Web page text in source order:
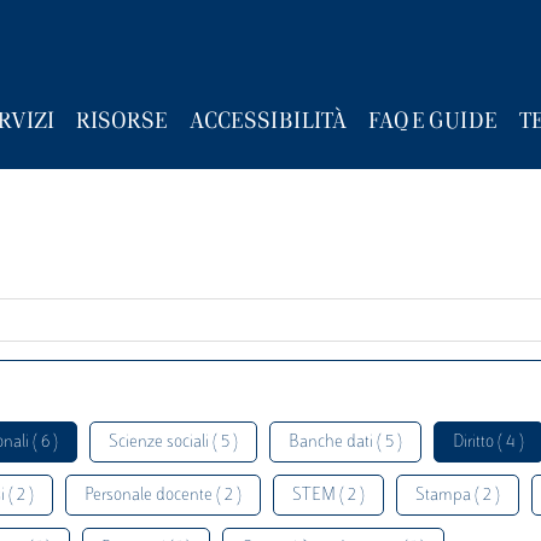
RISORSE ACCESSIBILITÀ FAQ E GUIDE
( 6 ) Scienze sociali ( 5 ) Banche dati ( 5 ) Diritto ( 4 )
( 2 ) Personale docente ( 2 ) STEM ( 2 ) Stampa ( 2 )